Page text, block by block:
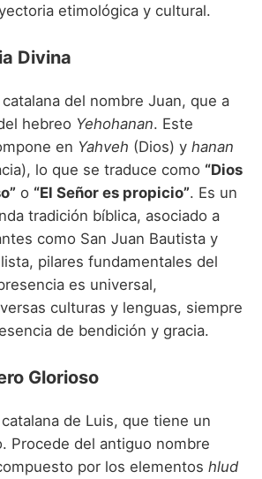
de niño que empiezan por Y
de niño que empiezan por Z
etimológica y cultural.
Divina
del nombre Juan, que a
hebreo Yehohanan. Este
en Yahveh (Dios) y hanan
lo que se traduce como “Dios
o “El Señor es propicio”. Es un
tradición bíblica, asociado a
como San Juan Bautista y
pilares fundamentales del
es universal,
culturas y lenguas, siempre
de bendición y gracia.
Glorioso
de Luis, que tiene un
Procede del antiguo nombre
por los elementos hlud